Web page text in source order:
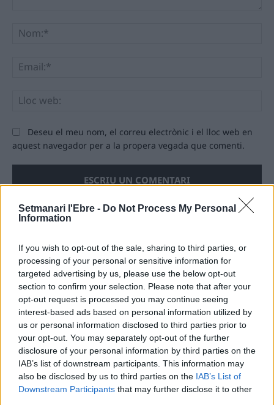
Setmanari l'Ebre - Do Not Process My Personal
Information
If you wish to opt-out of the sale, sharing to third parties, or
processing of your personal or sensitive information for
targeted advertising by us, please use the below opt-out
section to confirm your selection. Please note that after your
opt-out request is processed you may continue seeing
interest-based ads based on personal information utilized by
us or personal information disclosed to third parties prior to
your opt-out. You may separately opt-out of the further
disclosure of your personal information by third parties on the
IAB’s list of downstream participants. This information may
also be disclosed by us to third parties on the IAB’s List of
Downstream Participants that may further disclose it to other
Deseu el meu nom, el correu electrònic i el lloc web en
aquest navegador per a la propera vegada que comenti.
ÚLTIMES NOTÍCIES
Els vestits de paper guanyen força
enguany amb més modistes i gairebé
40 peces a concurs
31 de juliol de 2026
“L’eclipsi serà una oportunitat també
per a gaudir de les Festes Majors
d’Amposta”
31 de juliol de 2026